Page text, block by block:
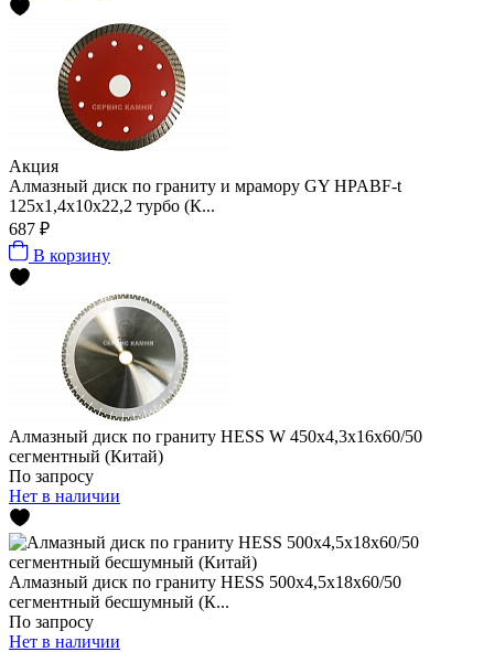
Акция
Алмазный диск по граниту и мрамору GY HPABF-t
125x1,4x10x22,2 турбо (К...
687 ₽
В корзину
Алмазный диск по граниту HESS W 450x4,3x16x60/50
сегментный (Китай)
По запросу
Нет в наличии
Алмазный диск по граниту HESS 500x4,5x18x60/50
сегментный бесшумный (К...
По запросу
Нет в наличии